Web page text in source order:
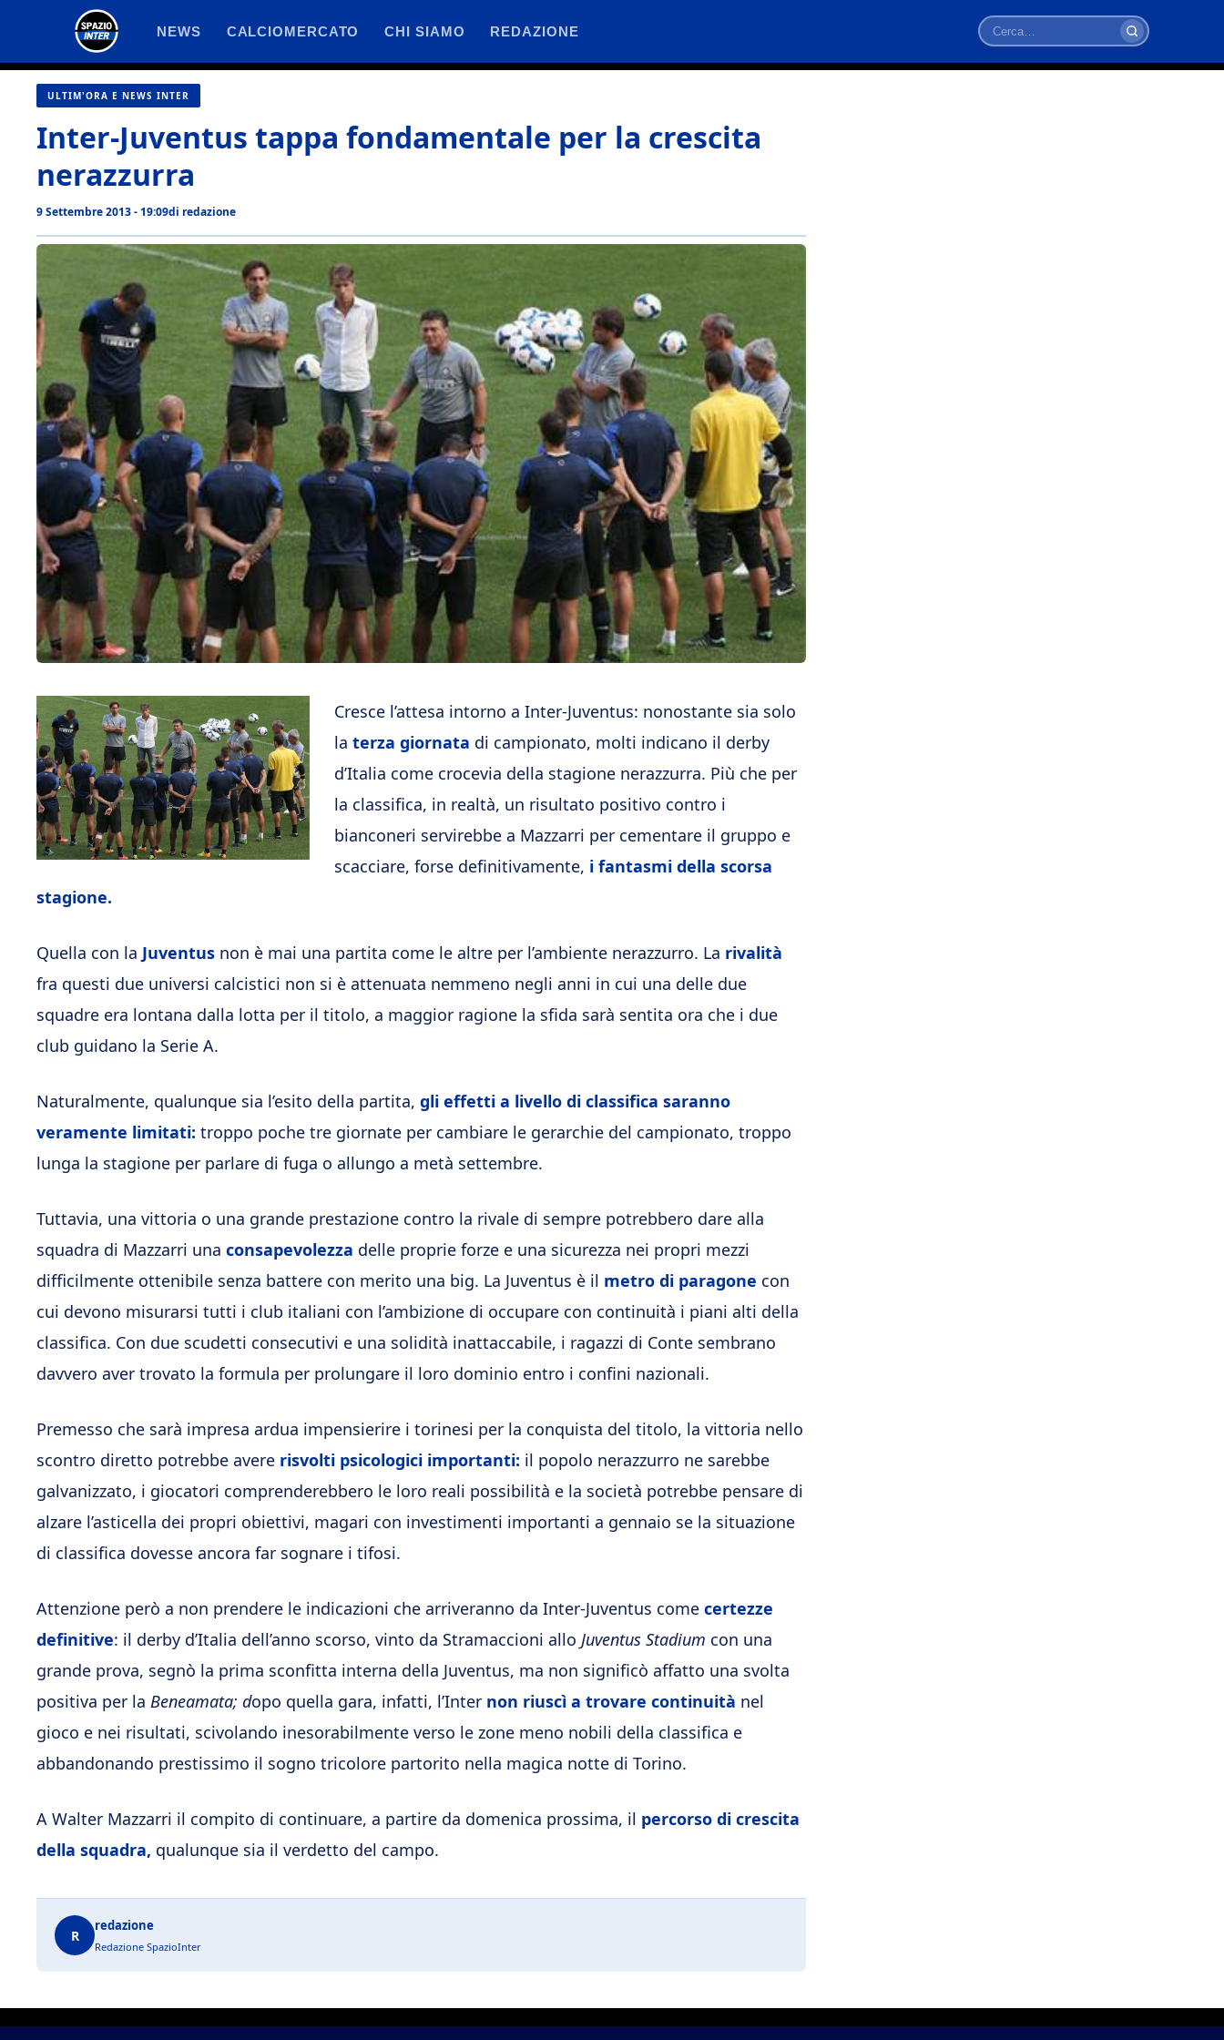
contenuto
NEWS CALCIOMERCATO CHI SIAMO REDAZIONE
Cerca
ULTIM'ORA E NEWS INTER
Inter-Juventus tappa fondamentale per la crescita
nerazzurra
9 Settembre 2013 - 19:09di redazione
Cresce l’attesa intorno a Inter-Juventus: nonostante sia solo
la terza giornata di campionato, molti indicano il derby
d’Italia come crocevia della stagione nerazzurra. Più che per
la classifica, in realtà, un risultato positivo contro i
bianconeri servirebbe a Mazzarri per cementare il gruppo e
scacciare, forse definitivamente, i fantasmi della scorsa
stagione.
Quella con la Juventus non è mai una partita come le altre per l’ambiente nerazzurro. La rivalità
fra questi due universi calcistici non si è attenuata nemmeno negli anni in cui una delle due
squadre era lontana dalla lotta per il titolo, a maggior ragione la sfida sarà sentita ora che i due
club guidano la Serie A.
Naturalmente, qualunque sia l’esito della partita, gli effetti a livello di classifica saranno
veramente limitati: troppo poche tre giornate per cambiare le gerarchie del campionato, troppo
lunga la stagione per parlare di fuga o allungo a metà settembre.
Tuttavia, una vittoria o una grande prestazione contro la rivale di sempre potrebbero dare alla
squadra di Mazzarri una consapevolezza delle proprie forze e una sicurezza nei propri mezzi
difficilmente ottenibile senza battere con merito una big. La Juventus è il metro di paragone con
cui devono misurarsi tutti i club italiani con l’ambizione di occupare con continuità i piani alti della
classifica. Con due scudetti consecutivi e una solidità inattaccabile, i ragazzi di Conte sembrano
davvero aver trovato la formula per prolungare il loro dominio entro i confini nazionali.
Premesso che sarà impresa ardua impensierire i torinesi per la conquista del titolo, la vittoria nello
scontro diretto potrebbe avere risvolti psicologici importanti: il popolo nerazzurro ne sarebbe
galvanizzato, i giocatori comprenderebbero le loro reali possibilità e la società potrebbe pensare di
alzare l’asticella dei propri obiettivi, magari con investimenti importanti a gennaio se la situazione
di classifica dovesse ancora far sognare i tifosi.
Attenzione però a non prendere le indicazioni che arriveranno da Inter-Juventus come certezze
definitive: il derby d’Italia dell’anno scorso, vinto da Stramaccioni allo Juventus Stadium con una
grande prova, segnò la prima sconfitta interna della Juventus, ma non significò affatto una svolta
positiva per la Beneamata; dopo quella gara, infatti, l’Inter non riuscì a trovare continuità nel
gioco e nei risultati, scivolando inesorabilmente verso le zone meno nobili della classifica e
abbandonando prestissimo il sogno tricolore partorito nella magica notte di Torino.
A Walter Mazzarri il compito di continuare, a partire da domenica prossima, il percorso di crescita
della squadra, qualunque sia il verdetto del campo.
R
redazione
Redazione SpazioInter